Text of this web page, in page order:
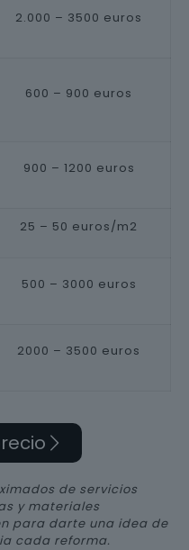
2.000 – 3500 euros
600 – 900 euros
900 – 1200 euros
25 – 50 euros/m2
500 – 3000 euros
2000 – 3500 euros
de servicios
y materiales
para darte una idea de
cada reforma.